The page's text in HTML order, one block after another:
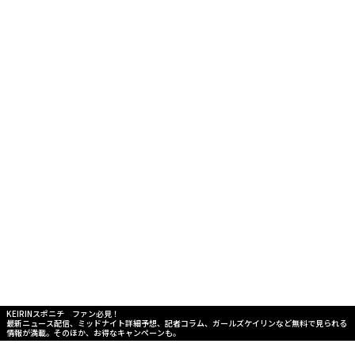
KEIRINスポニチ ファン必見！
最新ニュース配信、ミッドナイト詳細予想、記者コラム、ガールズケイリンなど無料で見られる
情報が満載。そのほか、お得なキャンペーンも。